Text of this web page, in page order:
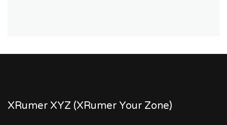
XRumer XYZ (XRumer Your Zone)